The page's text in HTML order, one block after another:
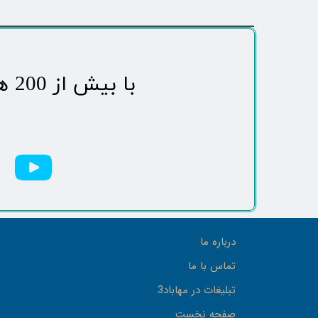
درباره ما
تماس با ما
تبلیغات در مهاباد3
صفحه نخست
​با بیش از 200 هزاردنبال کننده محبوب ترین رسانه مردمی شهر مهاباد​​​​​​​​​​​​​​